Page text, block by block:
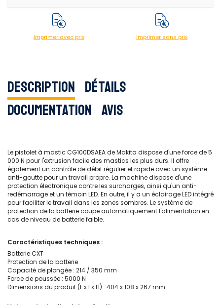
Imprimer avec prix Imprimer sans prix
Description Détails
Documentation Avis
Le pistolet à mastic CG100DSAEA de Makita dispose d'une force de 5
000 N pour l'extrusion facile des mastics les plus durs. Il offre
également un contrôle de débit régulier et rapide avec un système
anti-goutte pour un travail propre. La machine dispose d'une
protection électronique contre les surcharges, ainsi qu'un anti-
redémarrage et un témoin LED. En outre, il y a un éclairage LED intégré
pour faciliter le travail dans les zones sombres. Le système de
protection de la batterie coupe automatiquement l'alimentation en
cas de niveau de batterie faible.
Caractéristiques techniques :
Batterie CXT
Protection de la batterie
Capacité de plongée : 214 / 350 mm
Force de poussée : 5000 N
Dimensions du produit (L x l x H) : 404 x 108 x 267 mm